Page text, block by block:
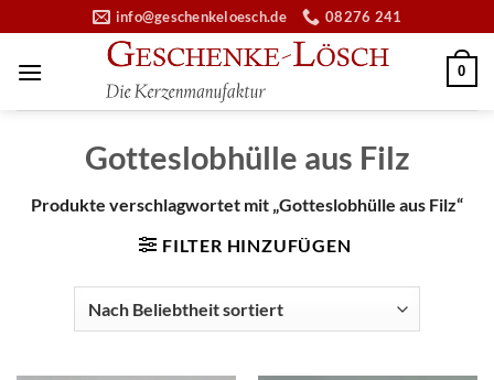
Inhalt
springen
info@geschenkeloesch.de 08276 241
0
Gotteslobhülle aus Filz
Produkte verschlagwortet mit „Gotteslobhülle aus Filz“
FILTER HINZUFÜGEN